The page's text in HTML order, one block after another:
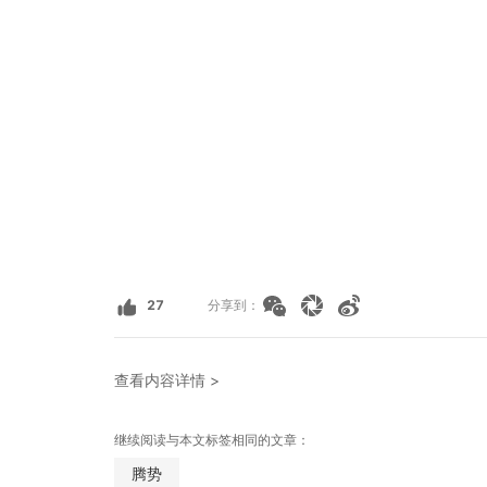
27 分享到：
查看内容详情 >
继续阅读与本文标签相同的文章：
腾势